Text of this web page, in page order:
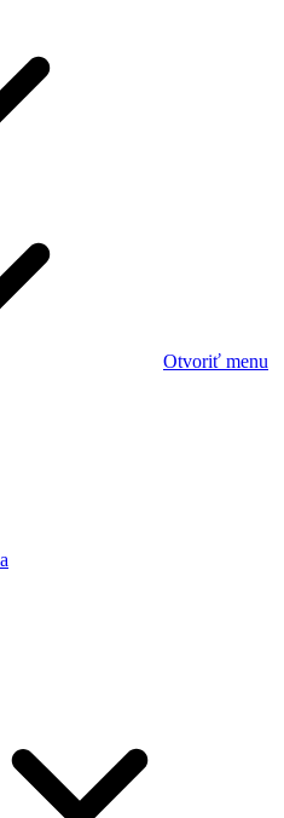
Otvoriť menu
by chaterimo